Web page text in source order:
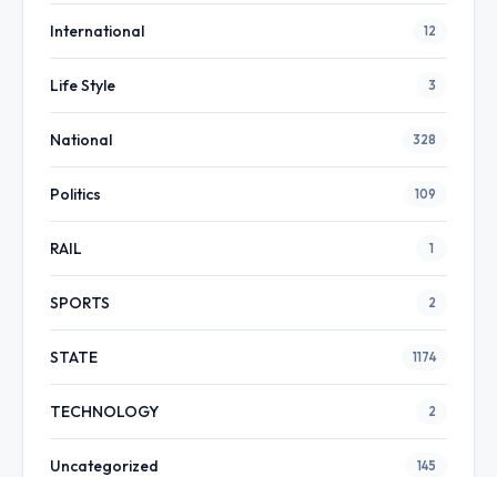
International 12
Life Style 3
National 328
Politics 109
RAIL 1
SPORTS 2
STATE 1174
TECHNOLOGY 2
Uncategorized 145